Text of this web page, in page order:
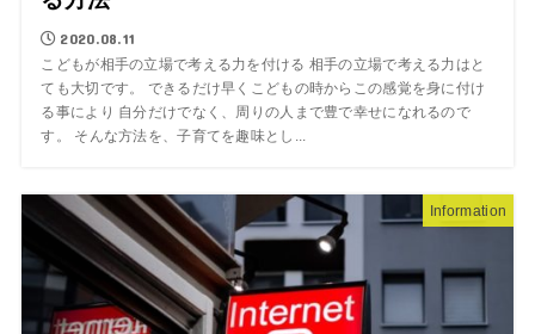
2020.08.11
こどもが相手の立場で考える力を付ける 相手の立場で考える力はと
ても大切です。 できるだけ早くこどもの時からこの感覚を身に付け
る事により 自分だけでなく、周りの人まで豊で幸せになれるので
す。 そんな方法を、子育てを趣味とし...
Information